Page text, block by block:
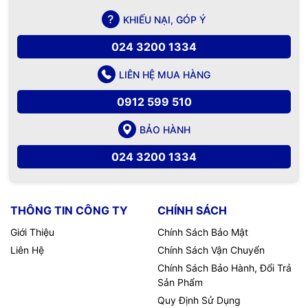
KHIẾU NẠI, GÓP Ý
024 3200 1334
LIÊN HỆ MUA HÀNG
0912 599 510
BẢO HÀNH
024 3200 1334
THÔNG TIN CÔNG TY
Giới Thiệu
Liên Hệ
CHÍNH SÁCH
Chính Sách Bảo Mật
Chính Sách Vận Chuyển
Chính Sách Bảo Hành, Đổi Trả
Sản Phẩm
Quy Định Sử Dụng